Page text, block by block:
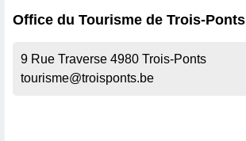
Office du Tourisme de Trois-Ponts
9 Rue Traverse 4980 Trois-Ponts
tourisme@troisponts.be